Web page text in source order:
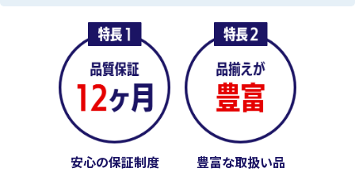
安心の保証制度 豊富な取扱い品